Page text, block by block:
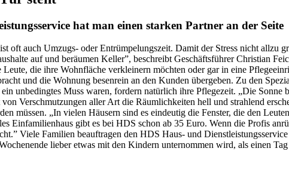
hat man einen starken Partner an der Seite
oft auch Umzugs- oder Entrümpelungszeit. Damit der Stress nicht
auf und beräumen Keller”, beschreibt Geschäftsführer Christian
die ihre Wohnfläche verkleinern möchten oder gar in eine
und die Wohnung besenrein an den Kunden übergeben. Zu den
unbedingtes Muss waren, fordern natürlich ihre Pflegezeit. „Die
Verschmutzungen aller Art die Räumlichkeiten hell und strahlend
müssen. „In vielen Häusern sind es eindeutig die Fenster, die den
Einfamilienhaus gibt es bei HDS schon ab 35 Euro. Wenn die Profis
Viele Familien beauftragen den HDS Haus- und
lieber etwas mit den Kindern unternommen wird, als einen